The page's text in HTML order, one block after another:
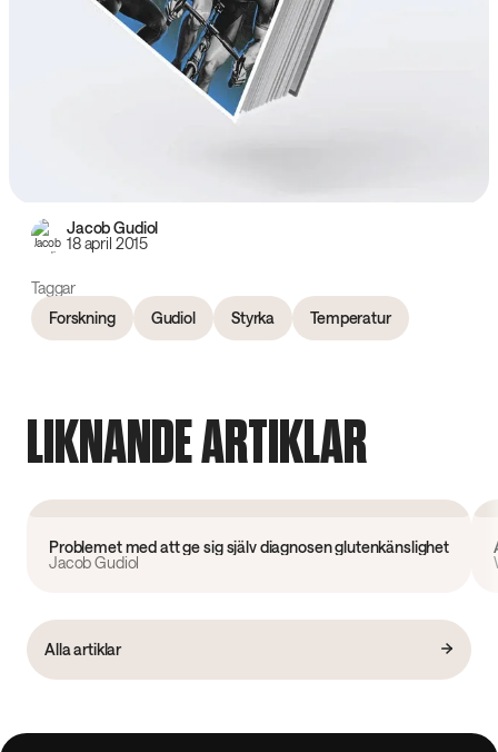
Jacob Gudiol
18 april 2015
Taggar
Forskning
Gudiol Styrka Temperatur
LIKNANDE ARTIKLAR
Problemet med att ge sig själv diagnosen glutenkänslighet
Jacob Gudiol
Alla artiklar